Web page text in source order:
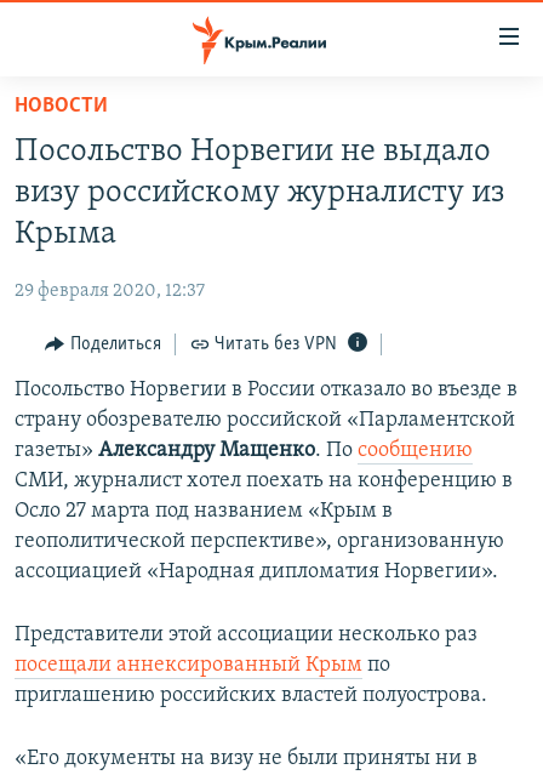
Вернуться
основному
содержанию
Вернутся
главной
навигации
Вернутся
поиску
11 ЛЕТ ОККУПАЦИИ КРЫМА. 11 ИСТОРИЙ СОПРОТИВЛЕНИЯ
ВОДА
ЕЩЕ
ИНТЕРАКТИВ
ИНФОГРАФИКА
ТЕЛЕПРОЕКТ КРЫМ.РЕАЛИИ
СОВЕТЫ ПРАВОЗАЩИТНИКОВ
ПРОПАВШИЕ БЕЗ ВЕСТИ
ПОБЕДИТЕЛЕЙ НЕ СУДЯТ?
УКРАИНСКАЯ ПРОБЛЕМА КРЫМА
РАДІО СВОБОДА
КАК ОБОЙТИ БЛОКИРОВКУ
Українською
Qırımtatar
ПРИСОЕДИНЯЙТЕСЬ!
НОВОСТИ
Посольство Норвегии не выдало
визу российскому журналисту из
Крыма
29 февраля 2020, 12:37
Поделиться Читать без VPN
Посольство Норвегии в России отказало во въезде в
страну обозревателю российской «Парламентской
газеты» Александру Мащенко. По сообщению
СМИ, журналист хотел поехать на конференцию в
Осло 27 марта под названием «Крым в
геополитической перспективе», организованную
ассоциацией «Народная дипломатия Норвегии».
Представители этой ассоциации несколько раз
посещали аннексированный Крым по
приглашению российских властей полуострова.
«Его документы на визу не были приняты ни в